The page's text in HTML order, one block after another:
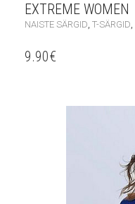
EXTREME WOMEN
NAISTE SÄRGID, T-SÄRGID,
9.90€